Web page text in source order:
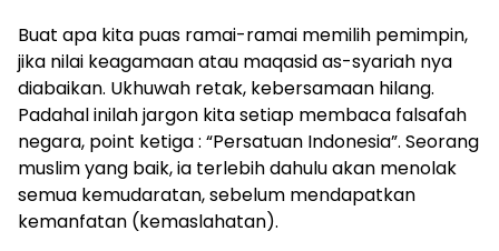
Buat apa kita puas ramai-ramai memilih pemimpin,
jika nilai keagamaan atau maqasid as-syariah nya
diabaikan. Ukhuwah retak, kebersamaan hilang.
Padahal inilah jargon kita setiap membaca falsafah
negara, point ketiga : “Persatuan Indonesia”. Seorang
muslim yang baik, ia terlebih dahulu akan menolak
semua kemudaratan, sebelum mendapatkan
kemanfatan (kemaslahatan).